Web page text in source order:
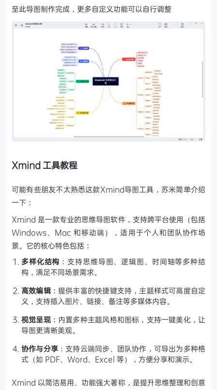
至此导图制作完成，更多自定义功能可以自行调整
Xmind 工具教程
可能有些朋友不太熟悉这款Xmind导图工具，苏米简单介绍
一下：
Xmind 是一款专业的思维导图软件，支持跨平台使用（包括
Windows、Mac 和移动端），适用于个人和团队协作场
景。它的核心特色包括：
多样化结构 ：支持思维导图、逻辑图、时间轴等多种结
构，满足不同场景需求。
高效编辑：提供丰富的快捷键支持，主题样式可高度自定
义，支持插入图片、链接、备注等多媒体内容。
视觉呈现：内置多种主题风格和图标，支持一键美化，让
导图更清晰美观。
协作与分享 ：支持云端同步、团队协作，可导出为多种格
式（如 PDF、Word、Excel 等），方便分享和演示。
Xmind 以简洁易用、功能强大著称，是提升思维整理和创意